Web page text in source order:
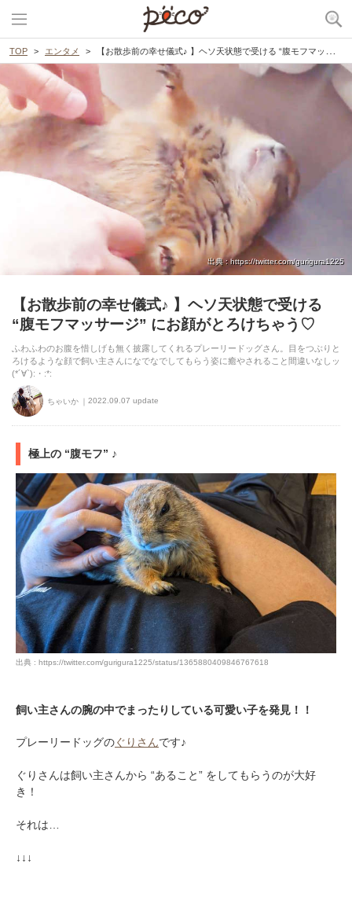
TOP エンタメ 【お散歩前の幸せ儀式♪ 】ヘソ天状態で受ける “腹モフマッサージ” にお顔がとろけちゃう♡
出典 : https://twitter.com/gurigura1225
【お散歩前の幸せ儀式♪ 】ヘソ天状態で受ける
“腹モフマッサージ” にお顔がとろけちゃう♡
ふわふわのお腹を惜しげも無く披露してくれるプレーリードッグさん。目をつぶりと
ろけるような顔で飼い主さんになでなでしてもらう姿に癒やされること間違いなしッ
(*´∀`):・:*:
ちゃいか 2022.09.07 update
極上の “腹モフ” ♪
出典 : https://twitter.com/gurigura1225/status/1365880409846767618
飼い主さんの腕の中でまったりしている可愛い子を発見！！
プレーリードッグのぐりさんです♪
ぐりさんは飼い主さんから “あること” をしてもらうのが大好
き！
それは…
↓↓↓